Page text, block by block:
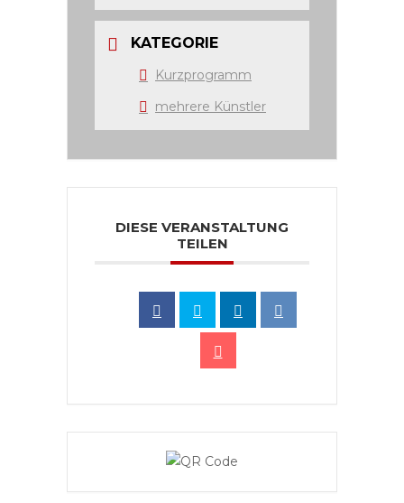
KATEGORIE
Kurzprogramm
mehrere Künstler
DIESE VERANSTALTUNG
TEILEN